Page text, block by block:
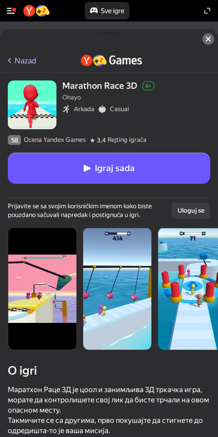
Sve igre
50+ vrhunskih igara. Omiljene
od svih. Čak i “neigrači”.
Keyboard Escape: +1 Speed
95
Nazad
Marathon Race 3D 6+
Ohayo
Arkada
Casual
58 Ocena Yandex Games 3,4 Rejting igrača
Igraj sada
Prijavite se sa svojim korisničkim imenom kako biste
pouzdano sačuvali napredak i postignuća u igri.
Uloguj se
O igri
Маратхон Раце 3Д је цоол и занимљива 3Д тркачка игра,
морате да контролишете свој лик да бисте трчали на овом
опасном месту.
Такмичите се са другима, прво покушајте да стигнете до
одредишта-то је ваша мисија.